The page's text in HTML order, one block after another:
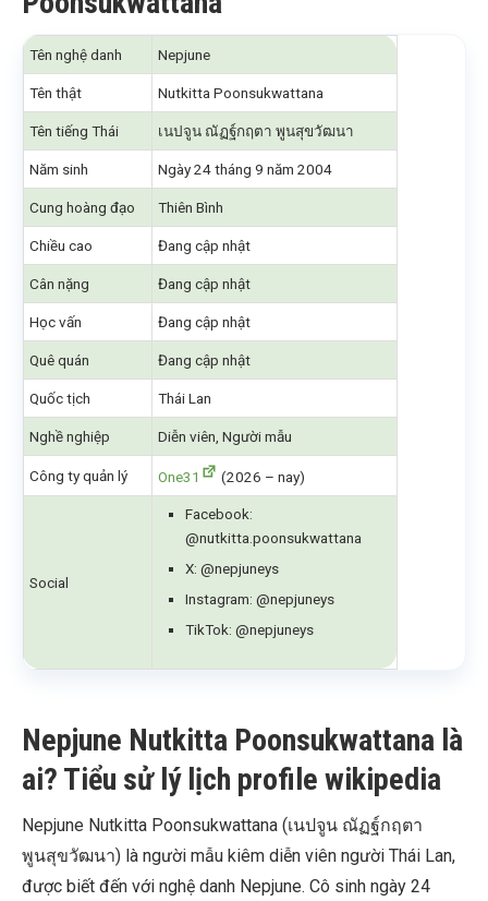
Tên nghệ danh Nepjune
Tên thật Nutkitta Poonsukwattana
Tên tiếng Thái เนปจูน ณัฏฐ์กฤตา พูนสุขวัฒนา
Năm sinh Ngày 24 tháng 9 năm 2004
Cung hoàng đạo Thiên Bình
Chiều cao Đang cập nhật
Cân nặng Đang cập nhật
Học vấn Đang cập nhật
Quê quán Đang cập nhật
Quốc tịch Thái Lan
Nghề nghiệp Diễn viên, Người mẫu
Công ty quản lý One31 (2026 – nay)
Social
Facebook:
@nutkitta.poonsukwattana
X: @nepjuneys
Instagram: @nepjuneys
TikTok: @nepjuneys
Nepjune Nutkitta Poonsukwattana là
ai? Tiểu sử lý lịch profile wikipedia
Nepjune Nutkitta Poonsukwattana (เนปจูน ณัฏฐ์กฤตา
พูนสุขวัฒนา) là người mẫu kiêm diễn viên người Thái Lan,
được biết đến với nghệ danh Nepjune. Cô sinh ngày 24